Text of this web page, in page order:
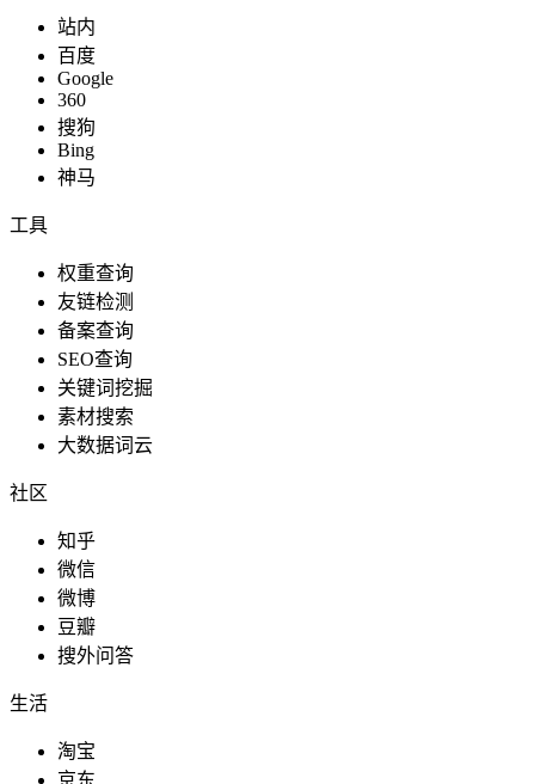
站内
百度
Google
360
搜狗
Bing
神马
工具
权重查询
友链检测
备案查询
SEO查询
关键词挖掘
素材搜索
大数据词云
社区
知乎
微信
微博
豆瓣
搜外问答
生活
淘宝
京东